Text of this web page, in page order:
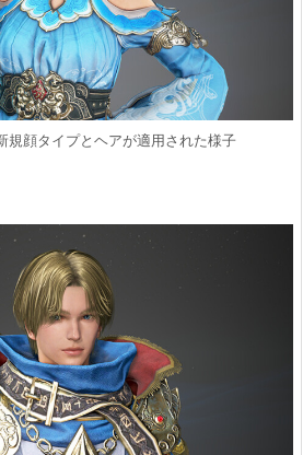
顔タイプとヘアが適用された様子